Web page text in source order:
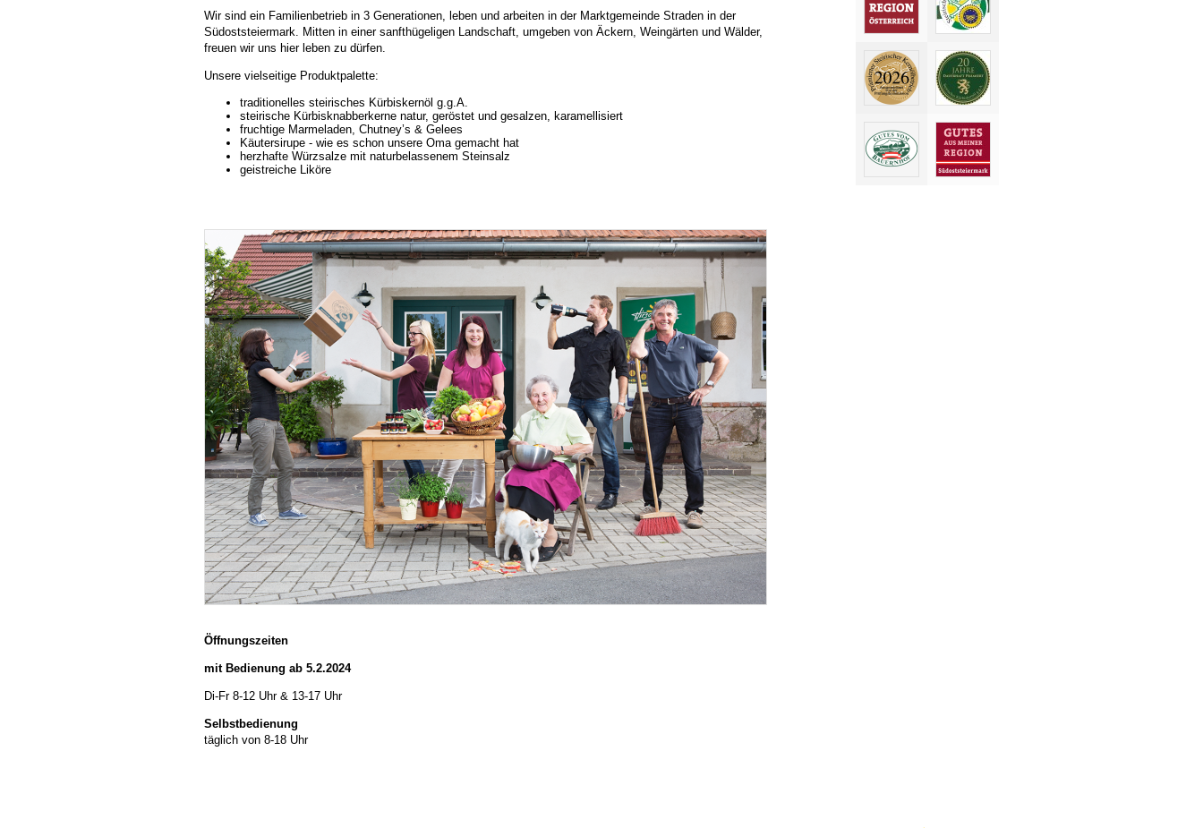
Wir sind ein Familienbetrieb in 3 Generationen, leben und arbeiten in der Marktgemeinde Straden in der
Südoststeiermark. Mitten in einer sanfthügeligen Landschaft, umgeben von Äckern, Weingärten und Wälder,
freuen wir uns hier leben zu dürfen.
Unsere vielseitige Produktpalette:
traditionelles steirisches Kürbiskernöl g.g.A.
steirische Kürbisknabberkerne natur, geröstet und gesalzen, karamellisiert
fruchtige Marmeladen, Chutney’s & Gelees
Käutersirupe - wie es schon unsere Oma gemacht hat
herzhafte Würzsalze mit naturbelassenem Steinsalz
geistreiche Liköre
Öffnungszeiten
mit Bedienung ab 5.2.2024
Di-Fr 8-12 Uhr & 13-17 Uhr
Selbstbedienung
täglich von 8-18 Uhr